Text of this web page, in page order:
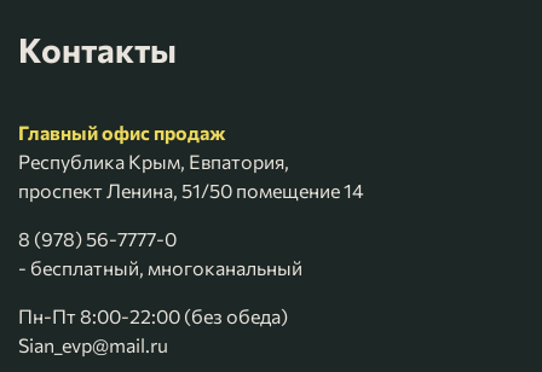
Контакты
Главный офис продаж
Республика Крым, Евпатория,
проспект Ленина, 51/50 помещение 14
8 (978) 56-7777-0
- бесплатный, многоканальный
Пн-Пт 8:00-22:00 (без обеда)
Sian_evp@mail.ru